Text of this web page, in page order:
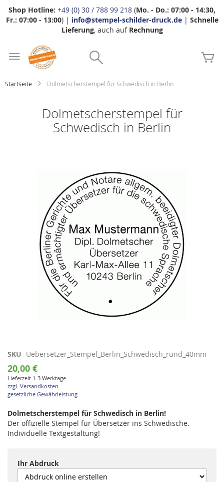
Shop Hotline: +49 (0) 30 / 788 99 218 (Mo. - Do.: 07:00 - 14:30,
Fr.: 07:00 - 13:00) | info@stempel-schilder-druck.de| Schnelle
Lieferung, auch auf Rechnung
Startseite Dolmetscherstempel für Schwedisch in Berlin
Dolmetscherstempel für
Schwedisch in Berlin
Zum
Anfang
der
Bildgalerie
springen
SKU Uebersetzer_Stempel_Berlin_Schwedisch_rund_40mm
20,00 €
Lieferzeit 1-3 Werktage
zzgl. Versandkosten
gesetzliche Gewährleistung
Dolmetscherstempel für Schwedisch in Berlin!
Der offizielle Stempel für Übersetzer ins Schwedische.
Individuelle Textgestaltung!
Ihr Abdruck